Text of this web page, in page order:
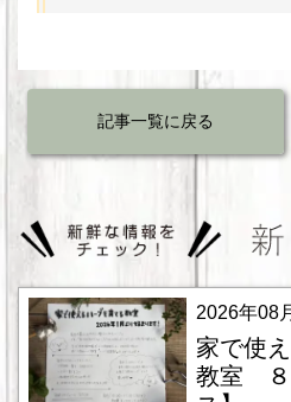
記事一覧に戻る
2026年08
家で使
教室 ８